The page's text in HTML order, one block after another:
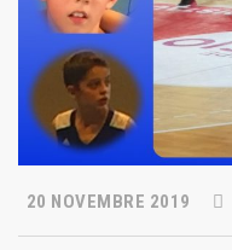
20 NOVEMBRE 2019